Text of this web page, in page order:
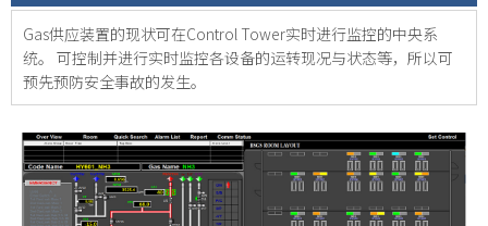
Gas供应装置的现状可在Control Tower实时进行监控的中央系
统。 可控制并进行实时监控各设备的运转现况与状态等，所以可
预先预防安全事故的发生。